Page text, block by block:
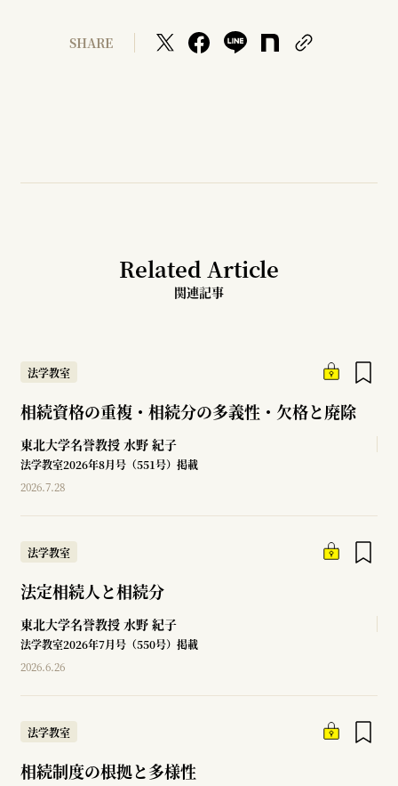
SHARE
Related Article
関連記事
法学教室
相続資格の重複・相続分の多義性・欠格と廃除
東北大学名誉教授 水野 紀子
法学教室2026年8月号（551号）掲載
2026.7.28
法学教室
法定相続人と相続分
東北大学名誉教授 水野 紀子
法学教室2026年7月号（550号）掲載
2026.6.26
法学教室
相続制度の根拠と多様性